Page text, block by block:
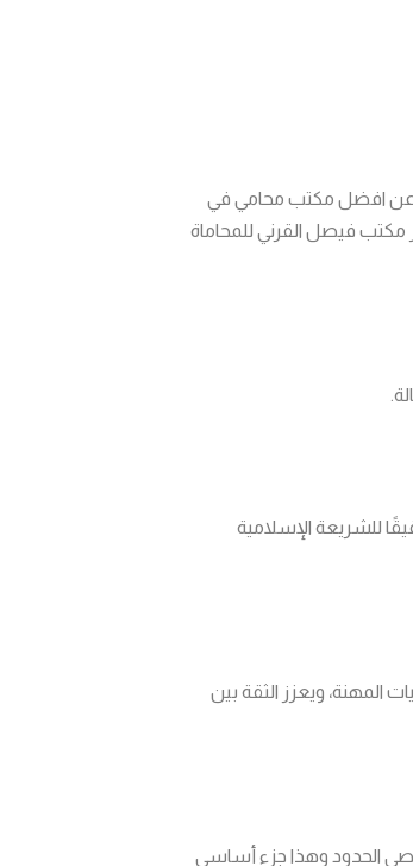
عن افضل مكتب محامي في
مكتب فيصل القرني للمحاماة
للشريعة الإسلامية
المهنة، ويعزز الثقة بين
الحدود وهذا جزء أساسي